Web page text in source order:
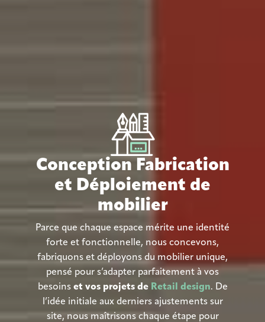
Conception Fabrication
et Déploiement de
mobilier
Parce que chaque espace mérite une identité
forte et fonctionnelle, nous concevons,
fabriquons et déployons du mobilier unique,
pensé pour s’adapter parfaitement à vos
besoins et vos projets de Retail design. De
l’idée initiale aux derniers ajustements sur
site, nous maîtrisons chaque étape pour